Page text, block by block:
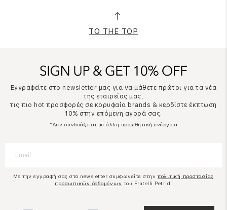
TO THE TOP
Εγγραφείτε στο newsletter μας για να μάθετε πρώτοι για τα νέα
της εταιρείας μας,
τις πιο hot προσφορές σε κορυφαία brands & κερδίστε έκπτωση
10% στην επόμενη αγορά σας.
*Δεν συνδυάζεται με άλλη προωθητική ενέργεια
Με την εγγραφή σας στο newsletter συμφωνείτε στην πολιτική προστασίας
προσωπικών δεδομένων του Fratelli Petridi